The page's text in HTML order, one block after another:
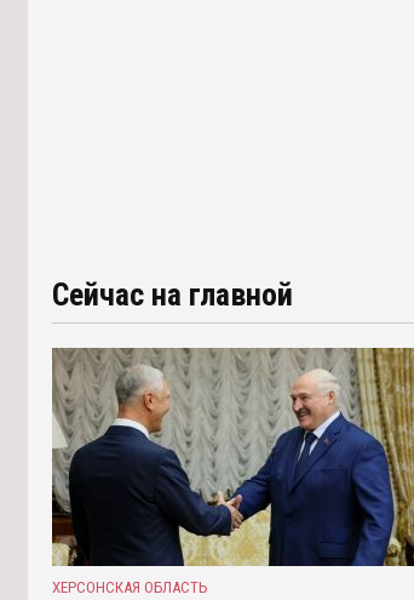
Сейчас на главной
ХЕРСОНСКАЯ ОБЛАСТЬ